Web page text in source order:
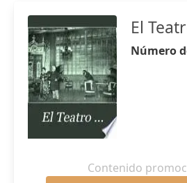
El
Número
Contenido